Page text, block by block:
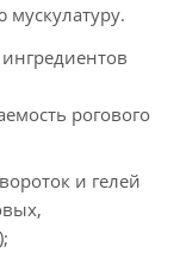
рогового
и гелей